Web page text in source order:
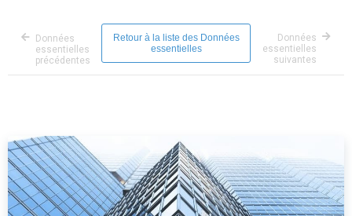
Données
essentielles
précédentes
Retour à la liste des Données
essentielles
Données
essentielles
suivantes